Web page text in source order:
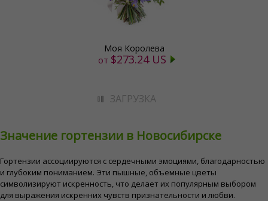
Моя Королева
от $273.24 US
ЗАГРУЗКА
Значение гортензии в Новосибирске
Гортензии ассоциируются с сердечными эмоциями, благодарностью
и глубоким пониманием. Эти пышные, объемные цветы
символизируют искренность, что делает их популярным выбором
для выражения искренних чувств признательности и любви.